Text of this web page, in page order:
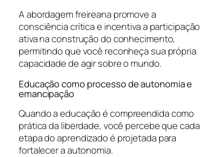
A abordagem freireana promove a
consciência crítica e incentiva a participação
ativa na construção do conhecimento,
permitindo que você reconheça sua própria
capacidade de agir sobre o mundo.
Educação como processo de autonomia e
emancipação
Quando a educação é compreendida como
prática da liberdade, você percebe que cada
etapa do aprendizado é projetada para
fortalecer a autonomia.